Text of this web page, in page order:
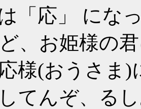
は「応」 にな
、お姫様の
様(おうさま
てんぞ、る